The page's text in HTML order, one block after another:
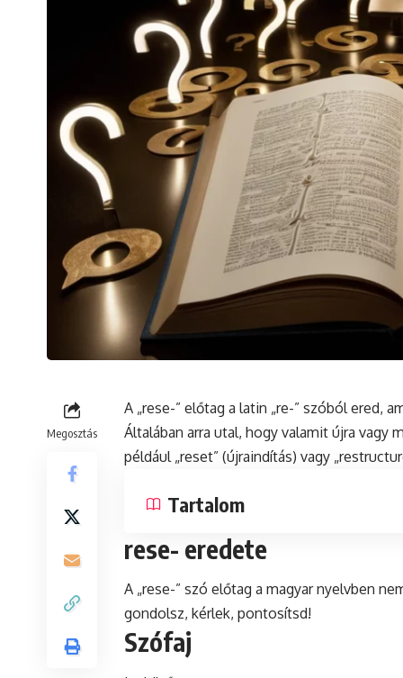
Megosztás
A „rese-” előtag a latin „re-” szóból ered,
Általában arra utal, hogy valamit újra vagy
például „reset” (újraindítás) vagy
Tartalom
rese- eredete
A „rese-” szó előtag a magyar nyelvben
gondolsz, kérlek, pontosítsd!
Szófaj